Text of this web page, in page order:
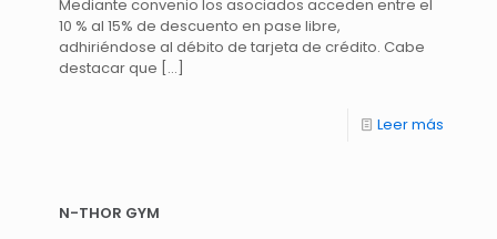
Mediante convenio los asociados acceden entre el
10 % al 15% de descuento en pase libre,
adhiriéndose al débito de tarjeta de crédito. Cabe
destacar que […]
Leer más
N-THOR GYM